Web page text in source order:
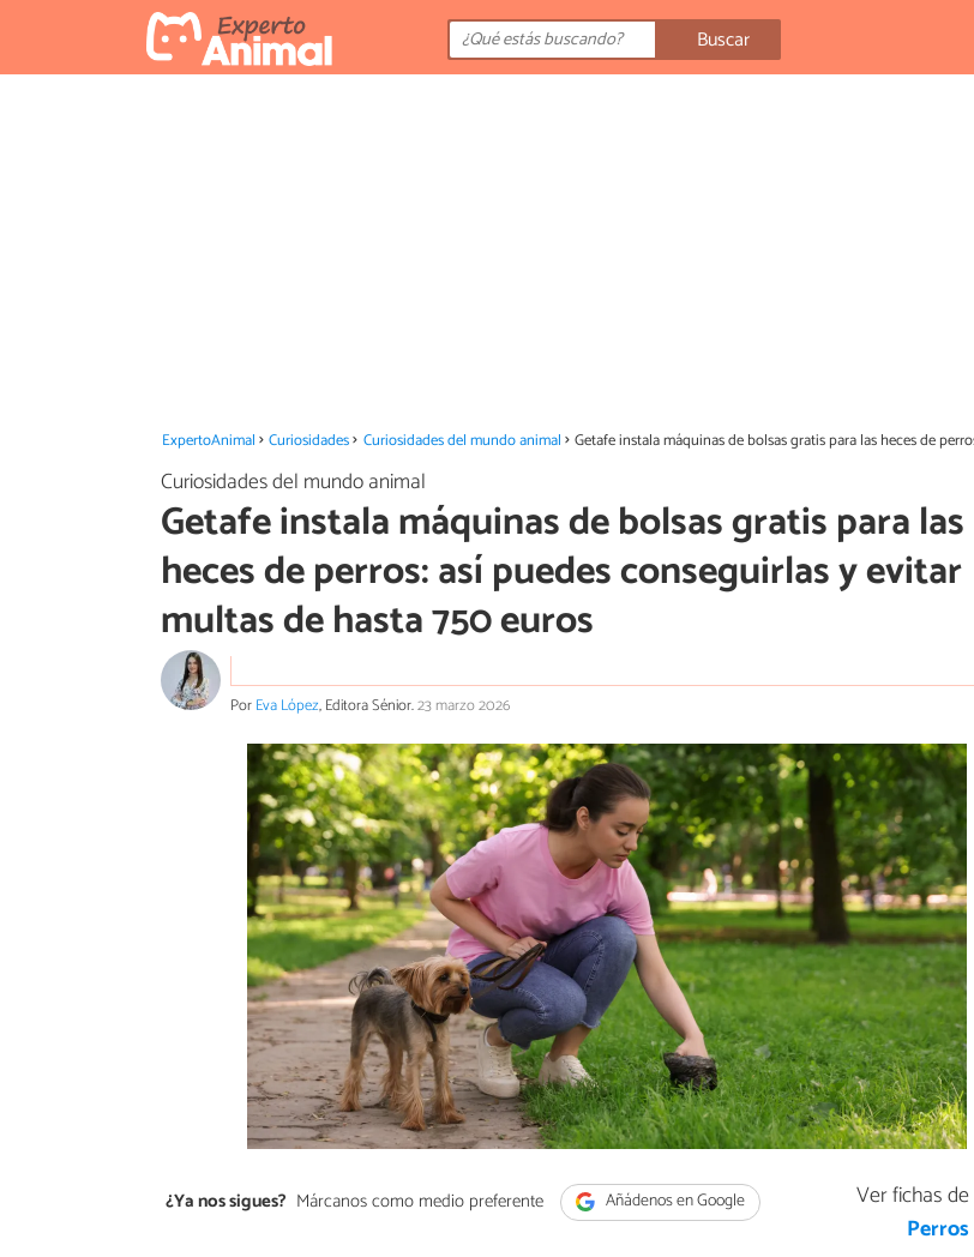
Buscar
ExpertoAnimal Curiosidades Curiosidades del mundo animal Getafe instala máquinas de bolsas gratis para las heces de
Curiosidades del mundo animal
Getafe instala máquinas de bolsas gratis para las
heces de perros: así puedes conseguirlas y evitar
multas de hasta 750 euros
PorEva López, Editora Sénior.23 marzo 2026
¿Ya nos sigues? Márcanos como medio preferente Añádenos en Google
Ver fichas de
Perros